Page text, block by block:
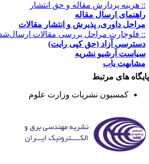
هزینه پردازش مقاله و حق انتشار
ارسال مقاله
داوری، پذیرش و انتشار مقالات
فلوچارت مراحل بررسی مقالات ارسال‌شده
آزاد (حق کپی رایت)
آرشیو نشریه
یاب
های مرتبط
کمسیون نشریات وزارت علوم